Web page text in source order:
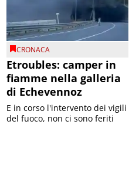
CRONACA
Etroubles: camper in
fiamme nella galleria
di Echevennoz
E in corso l'intervento dei vigili
del fuoco, non ci sono feriti